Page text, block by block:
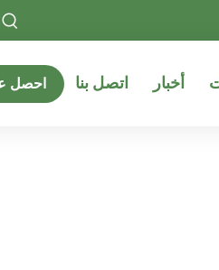
أخبار اتصل بنا احصل